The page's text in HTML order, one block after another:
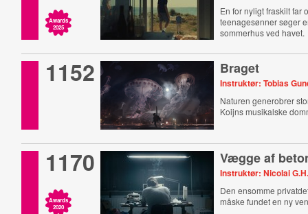
Awards
2025
En for nyligt fraskilt far
teenagesønner søger
sommerhus ved havet.
1152 Braget
Instruktør: Tobias
Naturen generobrer
Koijns musikalske
1170
Awards
2020
Vægge af
Instruktør: Nicolai
Den ensomme
måske fundet en ny